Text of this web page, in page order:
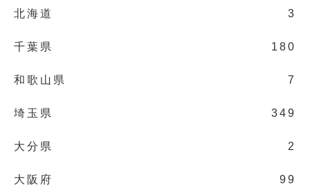
北海道 3
千葉県 180
和歌山県 7
埼玉県 349
大分県 2
大阪府 99